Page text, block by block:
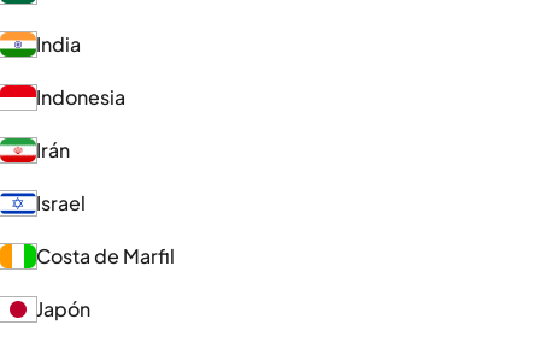
India
Indonesia
Irán
Israel
Costa de Marfil
Japón